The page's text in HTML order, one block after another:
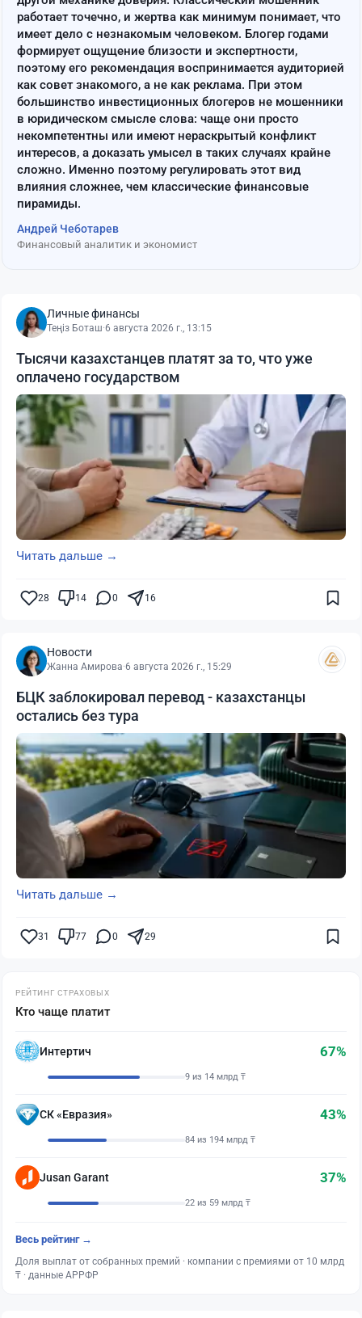
работает точечно, и жертва как минимум понимает, что
имеет дело с незнакомым человеком. Блогер годами
формирует ощущение близости и экспертности,
поэтому его рекомендация воспринимается аудиторией
как совет знакомого, а не как реклама. При этом
большинство инвестиционных блогеров не мошенники
в юридическом смысле слова: чаще они просто
некомпетентны или имеют нераскрытый конфликт
интересов, а доказать умысел в таких случаях крайне
сложно. Именно поэтому регулировать этот вид
влияния сложнее, чем классические финансовые
пирамиды.
Андрей Чеботарев
Финансовый аналитик и экономист
Личные финансы
Теңіз Боташ·6 августа 2026 г., 13:15
Тысячи казахстанцев платят за то, что уже
оплачено государством
Читать дальше →
28 14 0 16
Новости
Жанна Амирова·6 августа 2026 г., 15:29
БЦК заблокировал перевод - казахстанцы
остались без тура
Читать дальше →
31 77 0 29
РЕЙТИНГ СТРАХОВЫХ
Кто чаще платит
Интертич 67%
9 из 14 млрд ₸
СК «Евразия» 43%
84 из 194 млрд ₸
Jusan Garant 37%
22 из 59 млрд ₸
Весь рейтинг →
Доля выплат от собранных премий · компании с премиями от 10 млрд
₸ · данные АРРФР